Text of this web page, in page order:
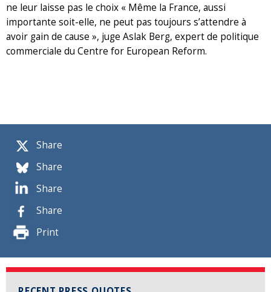
Share
Share
Share
Share
Print
ne leur laisse pas le choix « Même la France, aussi
importante soit-elle, ne peut pas toujours s’attendre à
avoir gain de cause », juge Aslak Berg, expert de politique
commerciale du Centre for European Reform.